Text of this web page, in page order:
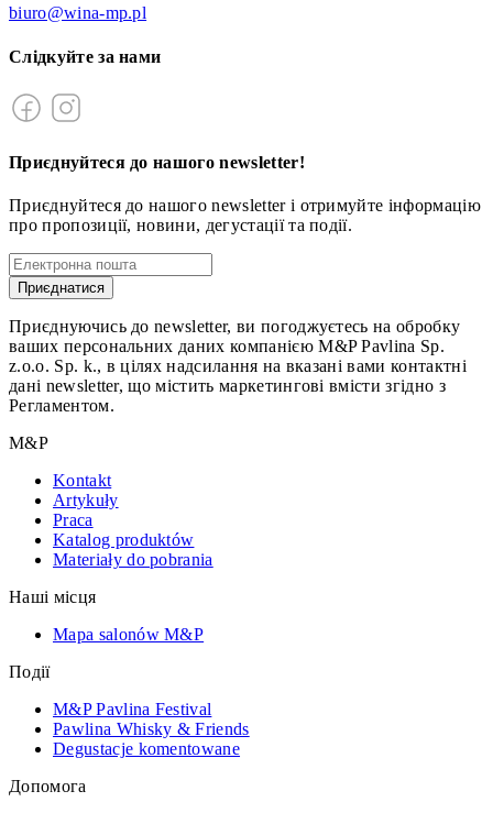
biuro@wina-mp.pl
Слідкуйте за нами
Приєднуйтеся до нашого newsletter!
Приєднуйтеся до нашого newsletter і отримуйте інформацію
про пропозиції, новини, дегустації та події.
Приєднатися
Приєднуючись до newsletter, ви погоджуєтесь на обробку
ваших персональних даних компанією M&P Pavlina Sp.
z.o.o. Sp. k., в цілях надсилання на вказані вами контактні
дані newsletter, що містить маркетингові вмісти згідно з
Регламентом.
M&P
Kontakt
Artykuły
Praca
Katalog produktów
Materiały do pobrania
Наші місця
Mapa salonów M&P
Події
M&P Pavlina Festival
Pawlina Whisky & Friends
Degustacje komentowane
Допомога